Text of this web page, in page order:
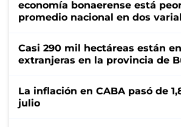
economía bonaerense está
promedio nacional en dos
Casi 290 mil hectáreas están
extranjeras en la provincia de
La inflación en CABA pasó de
julio